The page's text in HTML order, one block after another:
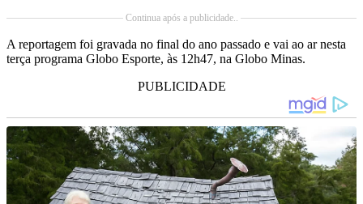
Continua após a publicidade..
A reportagem foi gravada no final do ano passado e vai ao ar nesta
terça programa Globo Esporte, às 12h47, na Globo Minas.
PUBLICIDADE